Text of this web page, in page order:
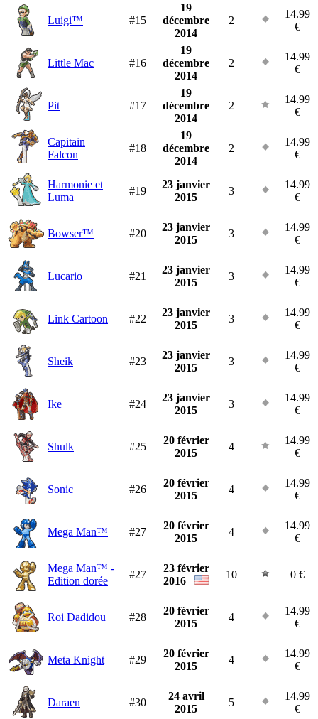
Luigi™ #15
19
décembre
2014
2
14.99
€
Little Mac #16
19
décembre
2014
2
14.99
€
Pit #17
19
décembre
2014
2
14.99
€
Capitain
Falcon
#18
19
décembre
2014
2
14.99
€
Harmonie et
Luma
#19
23 janvier
2015
3
14.99
€
Bowser™ #20
23 janvier
2015
3
14.99
€
Lucario #21
23 janvier
2015
3
14.99
€
Link Cartoon #22
23 janvier
2015
3
14.99
€
Sheik #23
23 janvier
2015
3
14.99
€
Ike #24
23 janvier
2015
3
14.99
€
Shulk #25
20 février
2015
4
14.99
€
Sonic #26
20 février
2015
4
14.99
€
Mega Man™ #27
20 février
2015
4
14.99
€
Mega Man™ -
Edition dorée
#27
23 février
2016
10 0 €
Roi Dadidou #28
20 février
2015
4
14.99
€
Meta Knight #29
20 février
2015
4
14.99
€
Daraen #30
24 avril
2015
5
14.99
€